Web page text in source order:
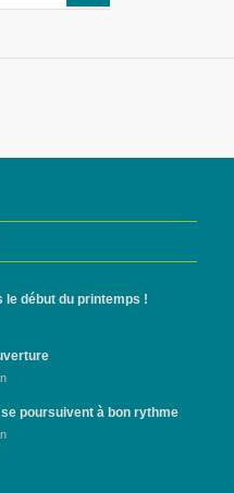
le début du printemps !
poursuivent à bon rythme